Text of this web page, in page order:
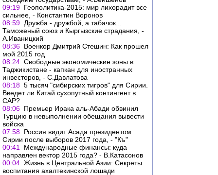
09:19 Геополитика-2015: мир лихорадит все
сильнее, - Константин Воронов
08:59 Дружба - дружбой, а табачок...
Таможеный союз и Кыргызские страдания, -
А.Иваницкий
08:36 Военкор Дмитрий Стешин: Как прошел
мой 2015 год
08:24 Свободные экономические зоны в
Таджикистане - капкан для иностранных
инвесторов, - С.Давлатова
08:18 5 тысяч "сибирских тигров" для Сирии.
Введет ли Китай сухопутный контингент в
CАР?
08:06 Премьер Ирака аль-Абади обвинил
Турцию в невыполнении обещания вывести
войска
07:58 Россия видит Асада президентом
Сирии после выборов 2017 года, - "Къ"
00:41
Международные финансы: куда
направлен вектор 2015 года? - В.Катасонов
00:04 Жизнь в Центральной Азии: Секреты
воспитания ахалтекинской лошади